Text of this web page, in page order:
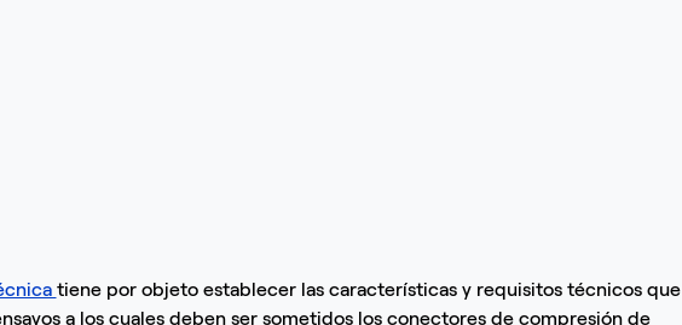
tiene por objeto establecer las características y requisitos técnicos que
a los cuales deben ser sometidos los conectores de compresión de